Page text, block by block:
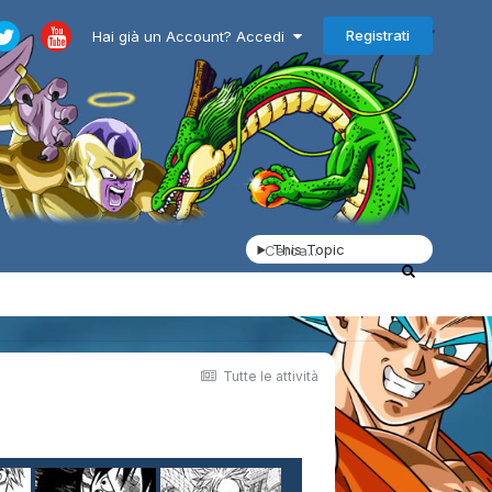
Hai già un Account? Accedi Registrati
This Topic
Tutte le attività